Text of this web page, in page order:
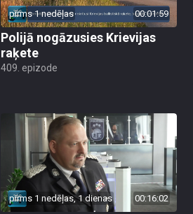
pirms 1 nedēļas 00:01:59
Polijā nogāzusies Krievijas
raķete
409. epizode
pirms 1 nedēļas, 1 dienas 00:16:02